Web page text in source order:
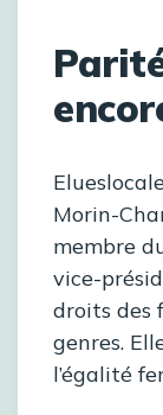
Morin-
membre
vice-
droits des
genres.
l’égalité